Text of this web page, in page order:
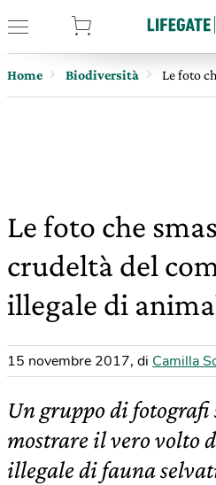
Home Biodiversità Le foto
Le foto che
crudeltà del
illegale di
15 novembre 2017, di Camilla
Un gruppo di fotografi
mostrare il vero volto
illegale di fauna